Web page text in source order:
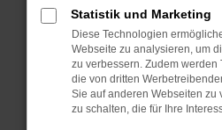
Starte dein Gerät neu.
Das kann manchmal
Probleme zu beheben.
Stelle sicher, dass
Betriebssystem auf
sind.
Statistik und Marketing
Diese Technologien
Webseite zu analysieren, um
zu verbessern. Zudem
die von dritten
Sie auf anderen Webseiten zu
zu schalten, die für Ihre